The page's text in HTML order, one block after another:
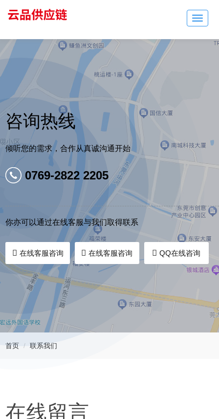
Toggle
咨询热线
倾听您的需求，合作从真诚沟通开始
0769-2822 2205
你亦可以通过在线客服与我们取得联系
 在线客服咨询  在线客服咨询  QQ在线咨询
首页 联系我们
在线留言